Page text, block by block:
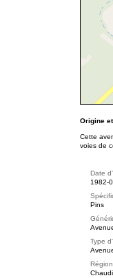
Origine
Cette
voies de
Date
1982-
Pins
Type